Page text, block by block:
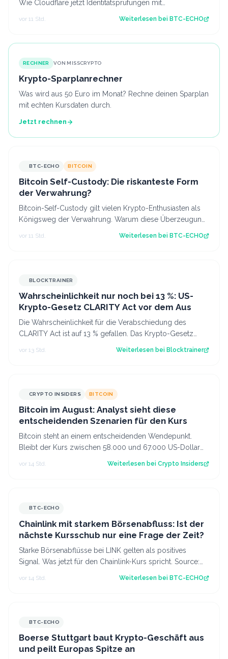
Wie Cloudflare jetzt Identitätsprüfungen mit
vor 11 Std. Weiterlesen bei BTC-ECHO
RECHNER VON MISSCRYPTO
Krypto-Sparplanrechner
Was wird aus 50 Euro im Monat? Rechne deinen Sparplan
mit echten Kursdaten durch.
Jetzt rechnen
BTC-ECHO BITCOIN
Bitcoin Self-Custody: Die riskanteste Form
der Verwahrung?
Bitcoin-Self-Custody gilt vielen Krypto-Enthusiasten als
Königsweg der Verwahrung. Warum diese Überzeugung
trügt und die meisten Anleger bes…
vor 11 Std. Weiterlesen bei BTC-ECHO
BLOCKTRAINER
Wahrscheinlichkeit nur noch bei 13 %: US-
Krypto-Gesetz CLARITY Act vor dem Aus
Die Wahrscheinlichkeit für die Verabschiedung des
CLARITY Act ist auf 13 % gefallen. Das Krypto-Gesetz
vor 13 Std. Weiterlesen bei Blocktrainer
CRYPTO INSIDERS BITCOIN
Bitcoin im August: Analyst sieht diese
entscheidenden Szenarien für den Kurs
Bitcoin steht an einem entscheidenden Wendepunkt.
Bleibt der Kurs zwischen 58.000 und 67.000 US-Dollar
gefangen oder kommt es doch noch zu e…
vor 14 Std. Weiterlesen bei Crypto Insiders
BTC-ECHO
Chainlink mit starkem Börsenabfluss: Ist der
nächste Kursschub nur eine Frage der Zeit?
Starke Börsenabflüsse bei LINK gelten als positives
Signal. Was jetzt für den Chainlink-Kurs spricht. Source:
vor 14 Std. Weiterlesen bei BTC-ECHO
BTC-ECHO
Boerse Stuttgart baut Krypto-Geschäft aus
und peilt Europas Spitze an